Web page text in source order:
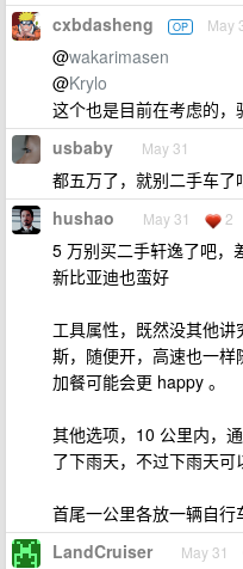
cxbdasheng OP May
@wakarimasen
@Krylo
这个也是目前在考虑的，
usbaby May 31
都五万了，就别二手车了
hushao May 31 2
5 万别买二手轩逸了吧，
新比亚迪也蛮好
工具属性，既然没其他
斯，随便开，高速也一
加餐可能会更 happy 。
其他选项，10 公里内，
了下雨天，不过下雨天可
首尾一公里各放一辆自
LandCruiser May 31